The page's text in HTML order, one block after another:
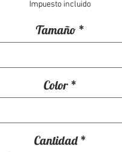
Impuesto incluido
Tamaño *
Color *
Cantidad *